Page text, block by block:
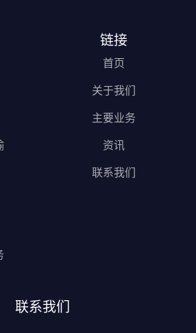
链接
首页
关于我们
主要业务
资讯
联系我们
联系我们